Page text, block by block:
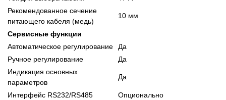
Рекомендованное сечение
питающего кабеля (медь)
10 мм
Сервисные функции
Автоматическое регулирование
Да
Ручное регулирование
Да
Индикация основных
параметров
Да
Интерфейс RS232/RS485
Опционально